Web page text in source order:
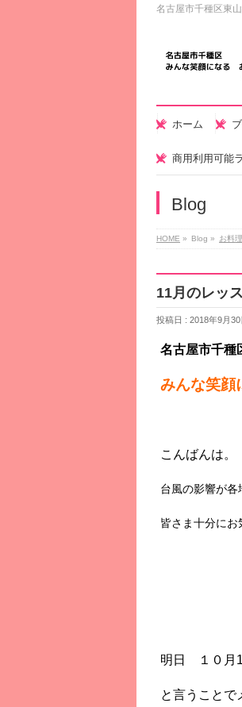
名古屋市千種区東
ホーム
商用利用可能
Blog
HOME » Blog » お料
11月のレッ
投稿日 : 2018年9月
名古屋市千種
みんな笑顔
こんばんは。
台風の影響が各
皆さま十分にお
明日 １０月
と言うことで